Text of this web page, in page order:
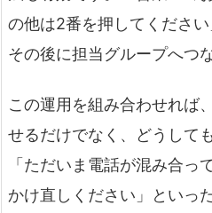
の他は2番を押してください
その後に担当グループへつ
この運用を組み合わせれば
せるだけでなく、どうして
「ただいま電話が混み合っ
かけ直しください」といっ